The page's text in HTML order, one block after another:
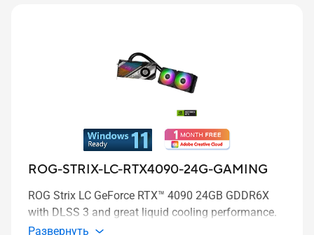
ROG-STRIX-LC-RTX4090-24G-GAMING
ROG Strix LC GeForce RTX™ 4090 24GB GDDR6X
with DLSS 3 and great liquid cooling performance.
Развернуть